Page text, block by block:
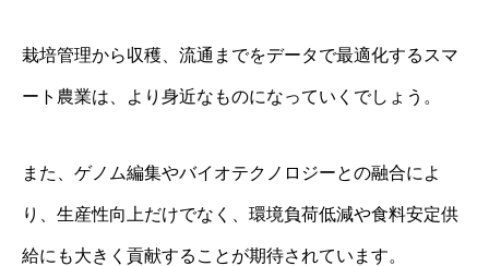
栽培管理から収穫、流通までをデータで最適化するスマ
ート農業は、より身近なものになっていくでしょう。
また、ゲノム編集やバイオテクノロジーとの融合によ
り、生産性向上だけでなく、環境負荷低減や食料安定供
給にも大きく貢献することが期待されています。